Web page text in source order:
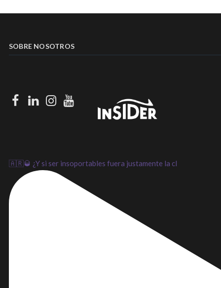
SOBRE NOSOTROS
Facebook
LinkedIn
Instagram
Youtube
🇦🇷🥃 ¿Y si ser insoportables fuera justamente la cl